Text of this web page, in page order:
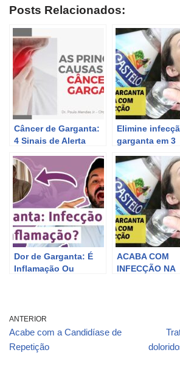
Posts Relacionados:
Câncer de Garganta:
4 Sinais de Alerta
Doença
Elimine
garganta em 3
Dor de Garganta: É
Inflamação Ou
ACABA COM
INFECÇÃO NA
ANTERIOR
Acabe com a Candidíase de
Repetição